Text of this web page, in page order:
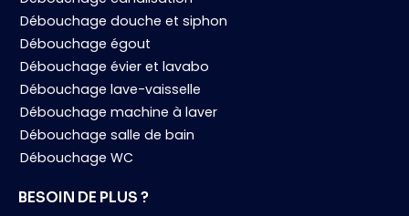
Débouchage douche et siphon
Débouchage égout
Débouchage évier et lavabo
Débouchage lave-vaisselle
Débouchage machine à laver
Débouchage salle de bain
Débouchage WC
BESOIN DE PLUS ?